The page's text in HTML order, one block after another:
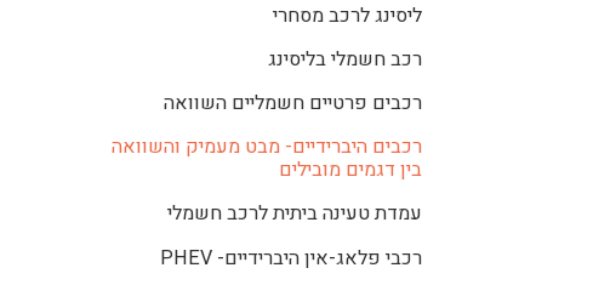
ליסינג לרכב מסחרי
רכב חשמלי בליסינג
רכבים פרטיים חשמליים השוואה
רכבים היברידיים- מבט מעמיק והשוואה
בין דגמים מובילים
עמדת טעינה ביתית לרכב חשמלי
רכבי פלאג-אין היברידיים- PHEV